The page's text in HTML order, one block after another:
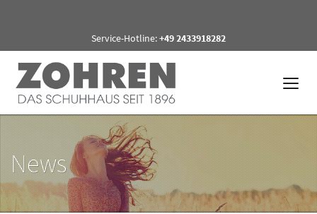
Service-Hotline:+49 2433918282
News